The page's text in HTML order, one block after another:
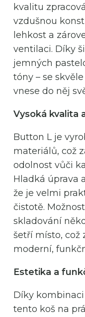
kvalitu
vzdušnou
lehkost a
ventilaci. Díky
jemných
tóny – se
vnese do něj
Vysoká kvalita
Button L je
materiálů, což
odolnost vůči
Hladká úprava
že je velmi
čistotě.
skladování
šetří místo, což
moderní,
Estetika a
Díky
tento koš na